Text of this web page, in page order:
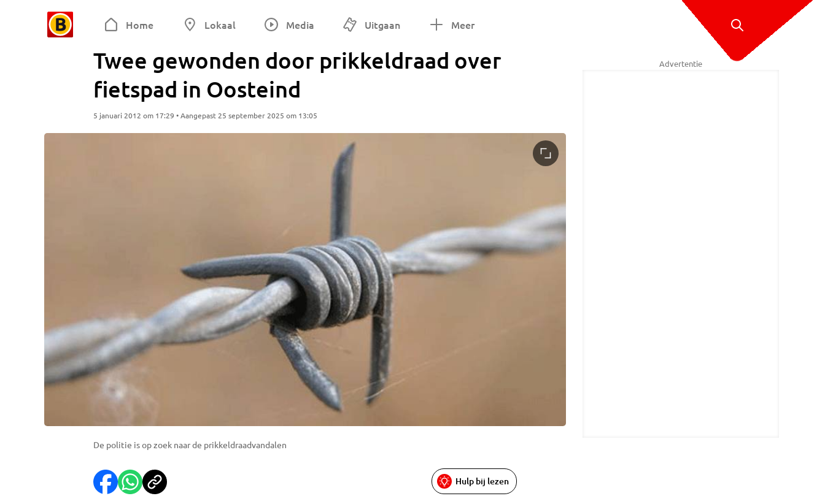
Home Lokaal Media Uitgaan Meer
Twee gewonden door prikkeldraad over
fietspad in Oosteind
5 januari 2012 om 17:29 • Aangepast 25 september 2025 om 13:05
De politie is op zoek naar de prikkeldraadvandalen
Hulp bij lezen
Advertentie